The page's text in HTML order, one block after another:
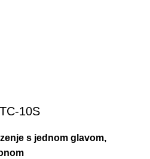
10S
s jednom glavom,